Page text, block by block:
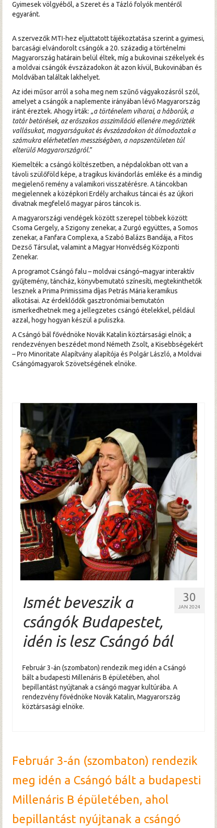
Gyimesek völgyéből, a Szeret és a Tázló folyók mentéről
egyaránt.
A szervezők MTI-hez eljuttatott tájékoztatása szerint a gyimesi,
barcasági elvándorolt csángók a 20. századig a történelmi
Magyarország határain belül éltek, míg a bukovinai székelyek és
a moldvai csángók évszázadokon át azon kívül, Bukovinában és
Moldvában találtak lakhelyet.
Az idei műsor arról a soha meg nem szűnő vágyakozásról szól,
amelyet a csángók a naplemente irányában lévő Magyarország
iránt éreztek. Ahogy írták: „a történelem viharai, a háborúk, a
tatár betörések, az erőszakos asszimiláció ellenére megőrizték
vallásukat, magyarságukat és évszázadokon át álmodoztak a
számukra elérhetetlen messziségben, a napszentületen túl
elterülő Magyarországról.”
Kiemelték: a csángó költészetben, a népdalokban ott van a
távoli szülőföld képe, a tragikus kivándorlás emléke és a mindig
megjelenő remény a valamikori visszatérésre. A táncokban
megjelennek a középkori Erdély archaikus táncai és az újkori
divatnak megfelelő magyar páros táncok is.
A magyarországi vendégek között szerepel többek között
Csoma Gergely, a Szigony zenekar, a Zurgó együttes, a Somos
zenekar, a Fanfara Complexa, a Szabó Balázs Bandája, a Fitos
Dezső Társulat, valamint a Magyar Honvédség Központi
Zenekar.
A programot Csángó falu – moldvai csángó–magyar interaktív
gyűjtemény, táncház, könyvbemutató színesíti, megtekinthetők
lesznek a Prima Primissima díjas Petrás Mária keramikus
alkotásai. Az érdeklődők gasztronómiai bemutatón
ismerkedhetnek meg a jellegzetes csángó ételekkel, például
azzal, hogy hogyan készül a puliszka.
A Csángó bál fővédnöke Novák Katalin köztársasági elnök; a
rendezvényen beszédet mond Németh Zsolt, a Kisebbségekért
– Pro Minoritate Alapítvány alapítója és Polgár László, a Moldvai
Csángómagyarok Szövetségének elnöke.
30
JAN 2024
Ismét beveszik a
csángók Budapestet,
idén is lesz Csángó bál
Február 3-án (szombaton) rendezik meg idén a Csángó
bált a budapesti Millenáris B épületében, ahol
bepillantást nyújtanak a csángó magyar kultúrába. A
rendezvény fővédnöke Novák Katalin, Magyarország
köztársasági elnöke.
Február 3-án (szombaton) rendezik
meg idén a Csángó bált a budapesti
Millenáris B épületében, ahol
bepillantást nyújtanak a csángó